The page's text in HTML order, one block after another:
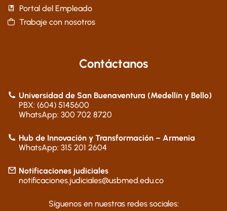
Portal del Empleado
Trabaje con nosotros
Contáctanos
Universidad de San Buenaventura (Medellín y Bello)
PBX: (604) 5145600
WhatsApp: 300 702 8720
Hub de Innovación y Transformación – Armenia
WhatsApp: 315 201 2604
Notificaciones judiciales
notificaciones.judiciales@usbmed.edu.co
Síguenos en nuestras redes sociales: